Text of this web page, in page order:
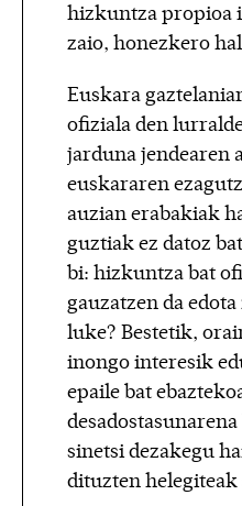
hizkuntza propioa
zaio, honezkero
Euskara
ofiziala den
jarduna jendearen
euskararen
auzian erabakiak
guztiak ez datoz
bi: hizkuntza bat
gauzatzen da
luke? Bestetik,
inongo interesik
epaile bat
sinetsi dezakegu
dituzten